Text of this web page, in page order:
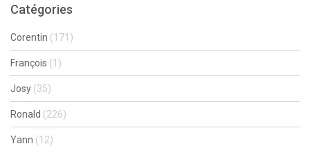
Catégories
Corentin (171)
François (1)
Josy (35)
Ronald (226)
Yann (12)